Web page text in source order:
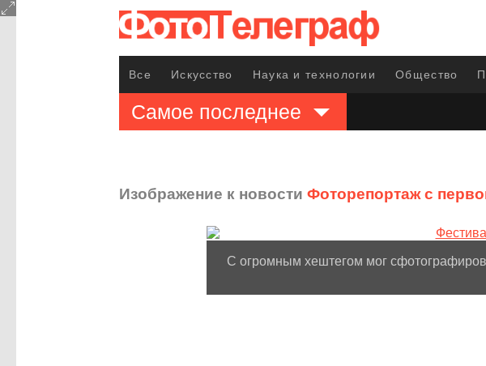
Все Искусство Наука и технологии Общество
Самое последнее
Изображение к новости Фоторепортаж с
С огромным хештегом мог